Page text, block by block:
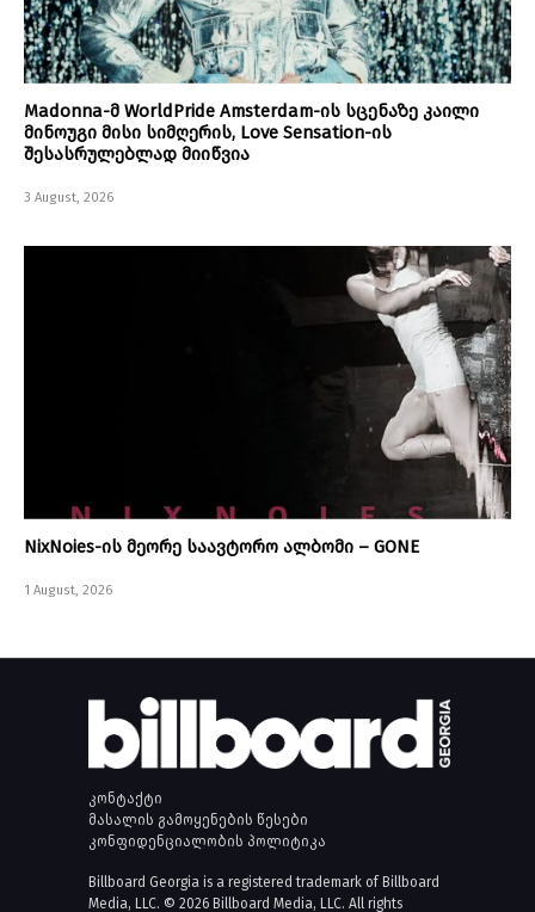
Madonna-მ WorldPride Amsterdam-ის სცენაზე კაილი
მინოუგი მისი სიმღერის, Love Sensation-ის
შესასრულებლად მიიწვია
3 August, 2026
NixNoies-ის მეორე საავტორო ალბომი – GONE
1 August, 2026
კონტაქტი
მასალის გამოყენების წესები
კონფიდენციალობის პოლიტიკა
Billboard Georgia is a registered trademark of Billboard
Media, LLC. © 2026 Billboard Media, LLC. All rights